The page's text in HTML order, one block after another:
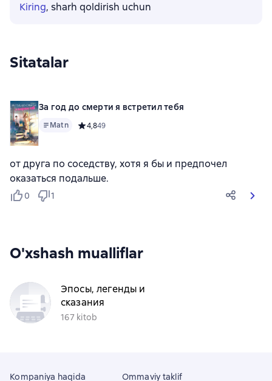
Kiring, sharh qoldirish uchun
Sitatalar
За год до смерти я встретил тебя
Matn Средний рейтинг 4,8 на основе 49 оценок
4,849
от друга по соседству, хотя я бы и предпочел
оказаться подальше.
0 1
O'xshash mualliflar
Эпосы, легенды и
сказания
167 kitob
Kompaniya haqida Ommaviy taklif